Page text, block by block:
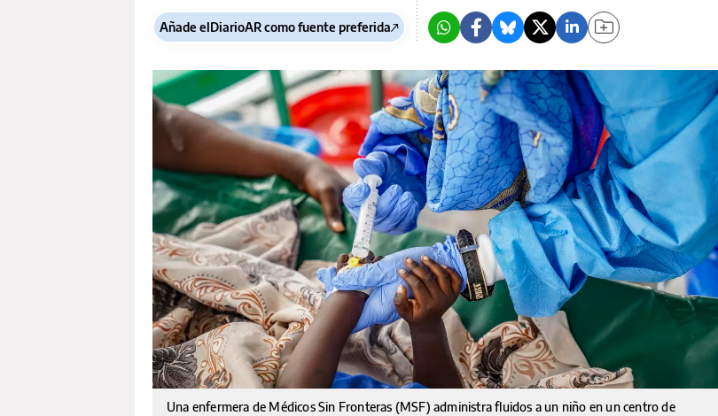
Añade elDiarioAR como fuente preferida
Una enfermera de Médicos Sin Fronteras (MSF) administra fluidos a un niño en un centro de